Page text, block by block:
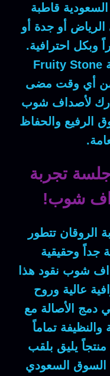
السعودية قاطبة
أو جدة أو
وبكل احترافية.
Fruity Stone
أي وقت مضى
لأصداف شوب
الرفيع والحفاظ
تجربة
شوب!
الروقان تتطور
جداً وحقيقية
شوب نقود هذا
عالية وروح
دمج الأصالة مع
والنظيفة تماماً
يليق بلقب
السعودي